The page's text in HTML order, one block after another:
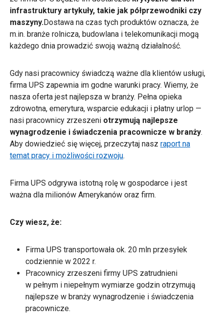
infrastruktury artykuły, takie jak półprzewodniki czy
maszyny.Dostawa na czas tych produktów oznacza, że
m.in. branże rolnicza, budowlana i telekomunikacji mogą
każdego dnia prowadzić swoją ważną działalność.
Gdy nasi pracownicy świadczą ważne dla klientów usługi,
firma UPS zapewnia im godne warunki pracy. Wiemy, że
nasza oferta jest najlepsza w branży. Pełna opieka
zdrowotna, emerytura, wsparcie edukacji i płatny urlop —
nasi pracownicy zrzeszeni otrzymują najlepsze
wynagrodzenie i świadczenia pracownicze w branży.
Aby dowiedzieć się więcej, przeczytaj nasz raport na
temat pracy i możliwości rozwoju.
Firma UPS odgrywa istotną rolę w gospodarce i jest
ważna dla milionów Amerykanów oraz firm.
Czy wiesz, że:
Firma UPS transportowała ok. 20 mln przesyłek
codziennie w 2022 r.
Pracownicy zrzeszeni firmy UPS zatrudnieni
w pełnym i niepełnym wymiarze godzin otrzymują
najlepsze w branży wynagrodzenie i świadczenia
pracownicze.